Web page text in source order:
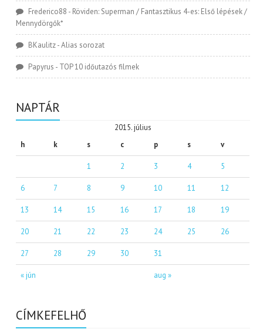
Frederico88 - Röviden: Superman / Fantasztikus 4-es: Első lépések /
Mennydörgők*
BKaulitz-Alias sorozat
Papyrus - TOP 10 időutazós filmek
NAPTÁR
2015. július
h
k s c p s v
« jún aug »
1 2 3 4 5
6 7 8 9 10 11 12
13 14 15 16 17 18 19
20 21 22 23 24 25 26
27 28 29 30 31
CÍMKEFELHŐ